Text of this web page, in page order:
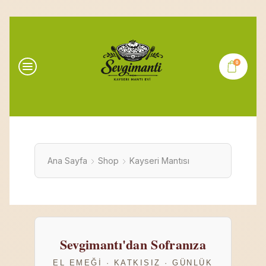
0
Ana Sayfa Shop Kayseri Mantısı
Sevgimantı'dan Sofranıza
EL EMEĞI · KATKISIZ · GÜNLÜK